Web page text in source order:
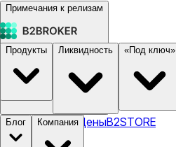
Примечания к релизам
Документация ЦеныB2STORE
Продукты Ликвидность «Под ключ»
Блог Компания